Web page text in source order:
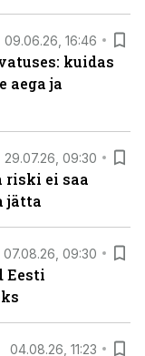
09.06.26, 16:46
kuidas
aega ja
29.07.26, 09:30
riski ei saa
jätta
07.08.26, 09:30
Eesti
04.08.26, 11:23